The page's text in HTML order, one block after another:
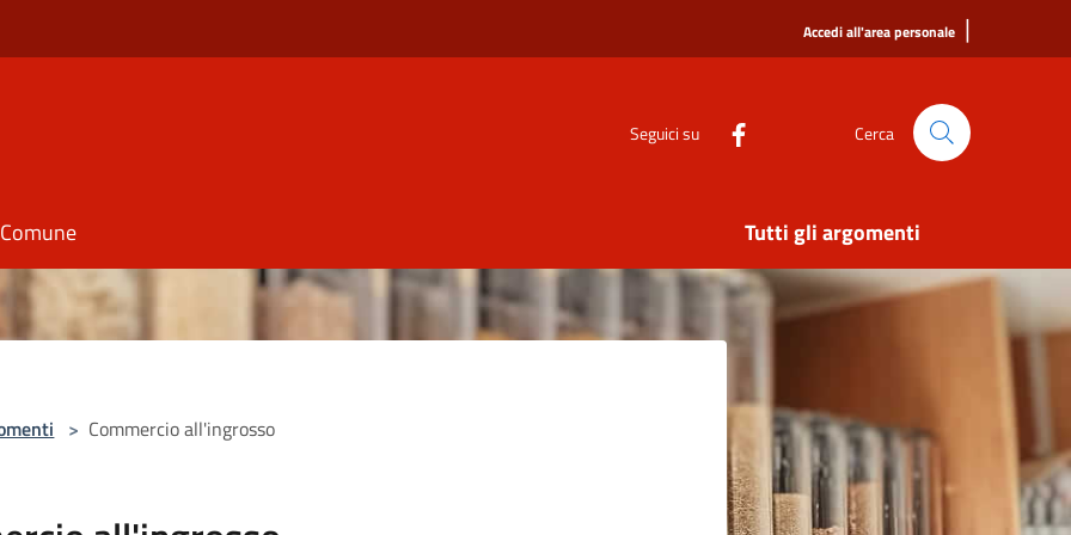
Accedi all'area personale |
Seguici su Cerca
Tutti gli argomenti
> Commercio all'ingrosso